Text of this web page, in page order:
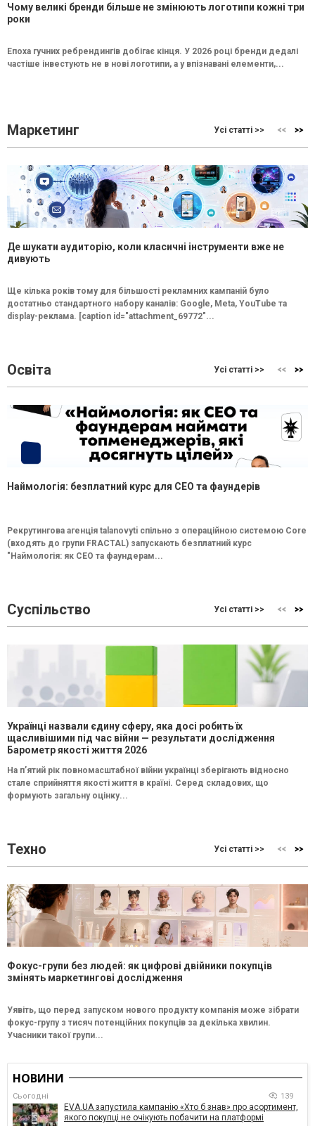
Чому великі бренди більше не змінюють логотипи кожні три
роки
Епоха гучних ребрендингів добігає кінця. У 2026 році бренди дедалі
частіше інвестують не в нові логотипи, а у впізнавані елементи,...
Маркетинг Усі статті >>
Де шукати аудиторію, коли класичні інструменти вже не
дивують
Ще кілька років тому для більшості рекламних кампаній було
достатньо стандартного набору каналів: Google, Meta, YouTube та
display-реклама. [caption id="attachment_69772"...
Освіта Усі статті >>
Наймологія: безплатний курс для CEO та фаундерів
Рекрутингова агенція talanovyti спільно з операційною системою Core
(входять до групи FRACTAL) запускають безплатний курс
"Наймологія: як СEO та фаундерам...
Суспільство Усі статті >>
Українці назвали єдину сферу, яка досі робить їх
щасливішими під час війни — результати дослідження
Барометр якості життя 2026
На п’ятий рік повномасштабної війни українці зберігають відносно
стале сприйняття якості життя в країні. Серед складових, що
формують загальну оцінку...
Техно Усі статті >>
Фокус-групи без людей: як цифрові двійники покупців
змінять маркетингові дослідження
Уявіть, що перед запуском нового продукту компанія може зібрати
фокус-групу з тисяч потенційних покупців за декілька хвилин.
Учасники такої групи...
НОВИНИ
Сьогодні 139
EVA.UA запустила кампанію «Хто б знав» про асортимент,
якого покупці не очікують побачити на платформі